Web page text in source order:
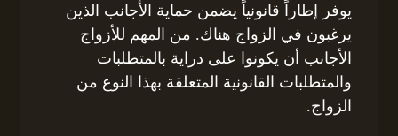
يوفر إطاراً قانونياً يضمن حماية الأجانب الذين
يرغبون في الزواج هناك. من المهم للأزواج
الأجانب أن يكونوا على دراية بالمتطلبات
والمتطلبات القانونية المتعلقة بهذا النوع من
الزواج.